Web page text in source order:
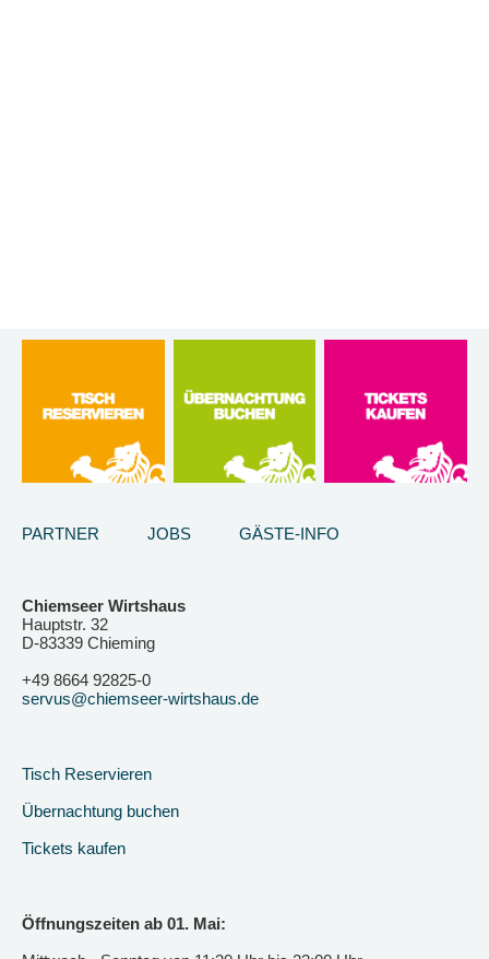
PARTNER JOBS GÄSTE-INFO
Chiemseer Wirtshaus
Hauptstr. 32
D-83339 Chieming
+49 8664 92825-0
servus@chiemseer-wirtshaus.de
Tisch Reservieren
Übernachtung buchen
Tickets kaufen
Öffnungszeiten ab 01. Mai: